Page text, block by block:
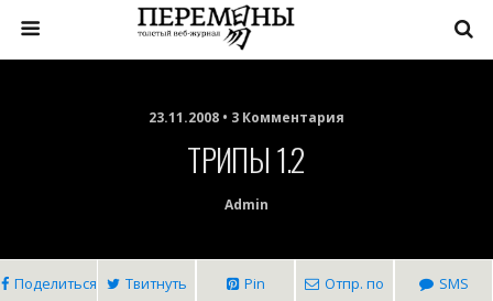
23.11.2008 • 3 Комментария
ТРИПЫ 1.2
Admin
Поделиться Твитнуть Pin
Отпр. по
SMS